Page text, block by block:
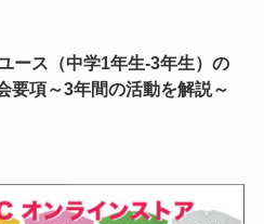
ース（中学1年生-3年生）の
要項～3年間の活動を解説～